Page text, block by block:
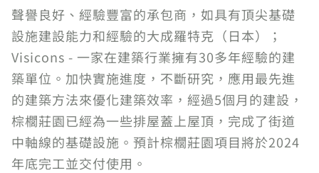
聲譽良好、經驗豐富的承包商，如具有頂尖基礎
設施建設能力和經驗的大成羅特克（日本）；
Visicons - 一家在建築行業擁有30多年經驗的建
築單位。加快實施進度，不斷研究，應用最先進
的建築方法來優化建築效率，經過5個月的建設，
棕櫚莊園已經為一些排屋蓋上屋頂，完成了街道
中軸線的基礎設施。預計棕櫚莊園項目將於2024
年底完工並交付使用。